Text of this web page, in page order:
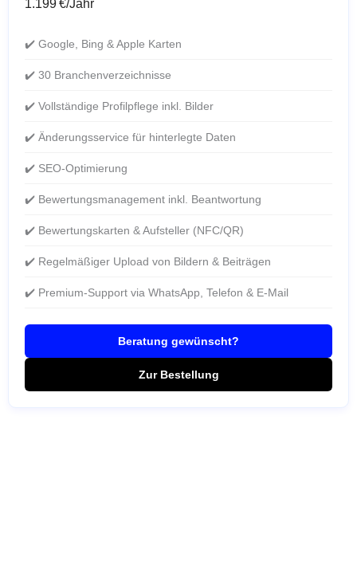
1.199 €/Jahr
✔️ Google, Bing & Apple Karten
✔️ 30 Branchenverzeichnisse
✔️ Vollständige Profilpflege inkl. Bilder
✔️ Änderungsservice für hinterlegte Daten
✔️ SEO-Optimierung
✔️ Bewertungsmanagement inkl. Beantwortung
✔️ Bewertungskarten & Aufsteller (NFC/QR)
✔️ Regelmäßiger Upload von Bildern & Beiträgen
✔️ Premium-Support via WhatsApp, Telefon & E-Mail
Beratung gewünscht?
Zur Bestellung